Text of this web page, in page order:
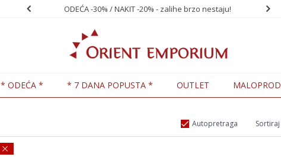
ODEĆA -30% / NAKIT -20% - zalihe brzo nestaju! POPUSTI U
* ODEĆA * * 7 DANA POPUSTA * OUTLET
Autopretraga Sortiraj